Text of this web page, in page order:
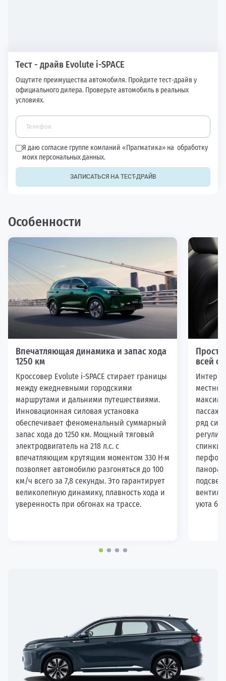
Тест - драйв Evolute i-SPACE
Ощутите преимущества автомобиля. Пройдите тест-драйв у
официального дилера. Проверьте автомобиль в реальных
условиях.
Я даю согласие группе компаний «Прагматика» на обработку
моих персональных данных.
ЗАПИСАТЬСЯ НА ТЕСТ-ДРАЙВ
Особенности
Впечатляющая динамика и запас хода
1250 км
Кроссовер Evolute i-SPACE стирает границы
между ежедневными городскими
маршрутами и дальними путешествиями.
Инновационная силовая установка
обеспечивает феноменальный суммарный
запас хода до 1250 км. Мощный тяговый
электродвигатель на 218 л.с. с
впечатляющим крутящим моментом 330 Н·м
позволяет автомобилю разгоняться до 100
км/ч всего за 7,8 секунды. Это гарантирует
великолепную динамику, плавность хода и
уверенность при обгонах на трассе.
всей
ряд
спинки.
уюта